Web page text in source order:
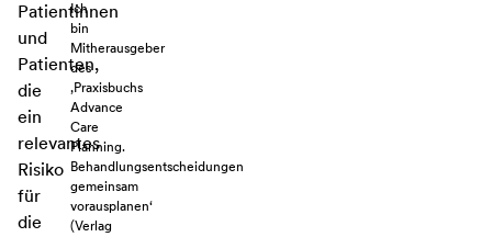
Patientinnen
und
Patienten,
die
ein
relevantes
Risiko
für
die
Ich
bin
Mitherausgeber
des
‚Praxisbuchs
Advance
Care
Planning.
Behandlungsentscheidungen
gemeinsam
vorausplanen‘
(Verlag